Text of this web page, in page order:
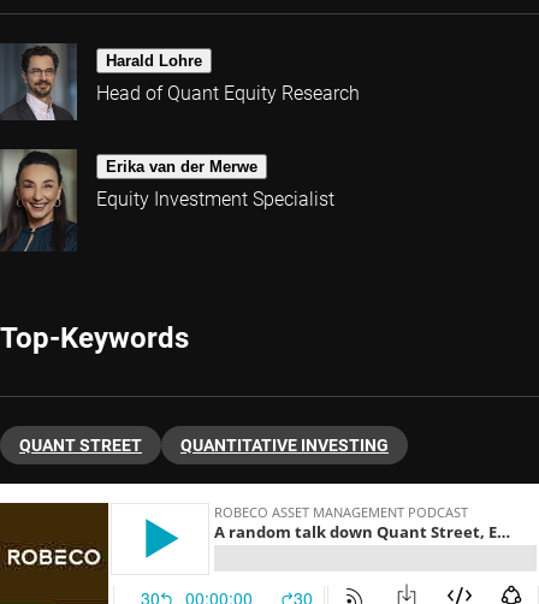
Harald Lohre
Head of Quant Equity Research
Erika van der Merwe
Equity Investment Specialist
Top-Keywords
QUANT STREET QUANTITATIVE INVESTING